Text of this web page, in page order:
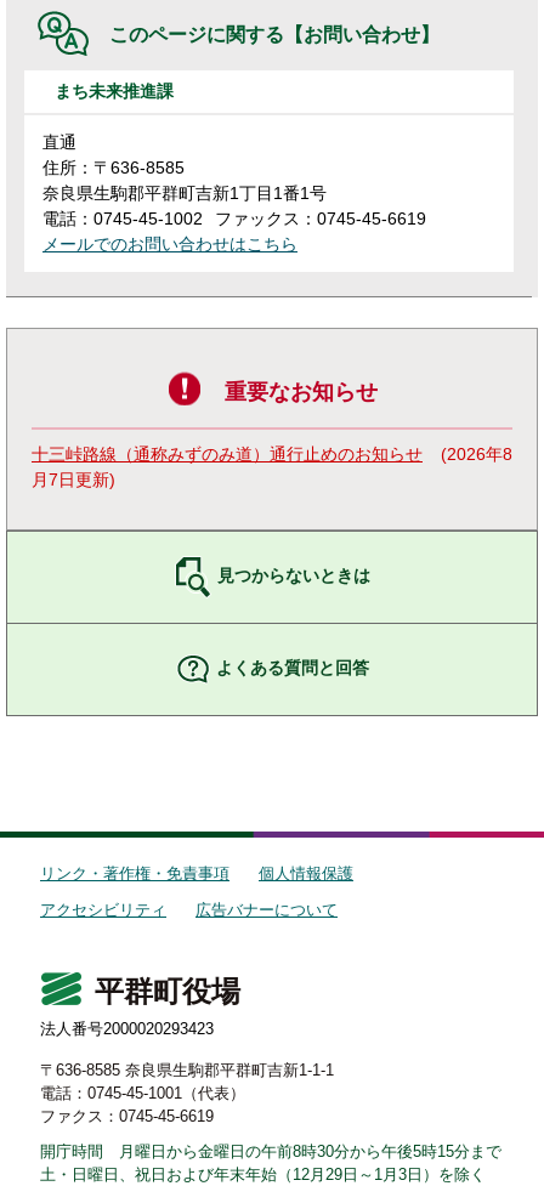
このページに関する 【お問い合わせ】
まち未来推進課
直通
住所：〒636-8585
奈良県生駒郡平群町吉新1丁目1番1号
電話：0745-45-1002
ファックス：0745-45-6619
メールでのお問い合わせはこちら
重要なお知らせ
十三峠路線（通称みずのみ道）通行止めのお知らせ
2026年8
月7日更新
見つからないときは
よくある質問と回答
リンク・著作権・免責事項
個人情報保護
アクセシビリティ
広告バナーについて
平群町役場
法人番号2000020293423
〒636-8585 奈良県生駒郡平群町吉新1-1-1
電話：0745-45-1001（代表）
ファクス：0745-45-6619
開庁時間 月曜日から金曜日の午前8時30分から午後5時15分まで
土・日曜日、祝日および年末年始（12月29日～1月3日）を除く